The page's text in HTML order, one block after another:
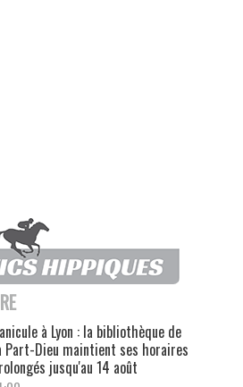
à Lyon : la bibliothèque de
Part-Dieu maintient ses horaires
jusqu'au 14 août